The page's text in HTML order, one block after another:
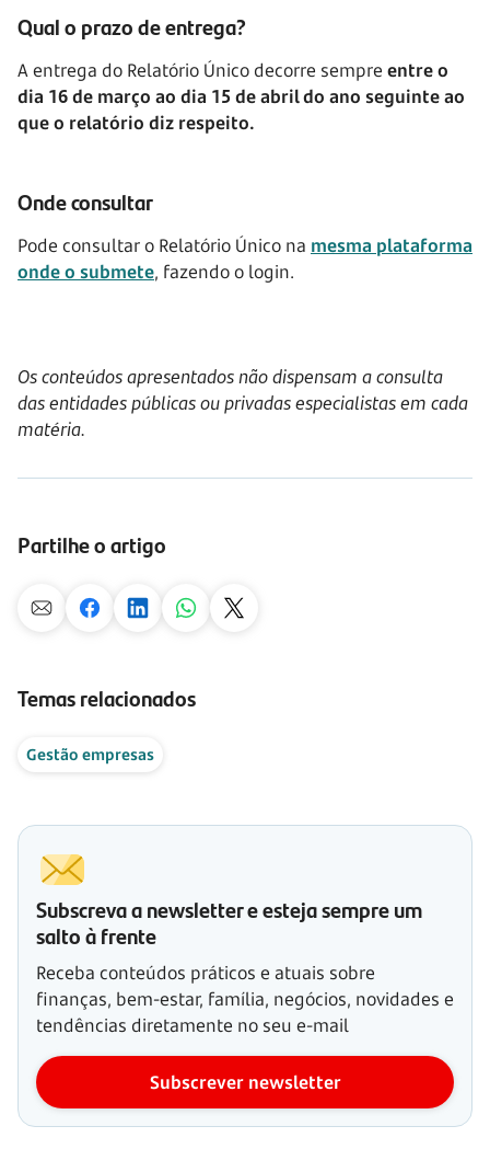
Qual o prazo de entrega?
A entrega do Relatório Único decorre sempre entre o
dia 16 de março ao dia 15 de abril do ano seguinte ao
que o relatório diz respeito.
Onde consultar
Pode consultar o Relatório Único na mesma plataforma
onde o submete, fazendo o login.
Os conteúdos apresentados não dispensam a consulta
das entidades públicas ou privadas especialistas em cada
matéria.
Partilhe o artigo
Temas relacionados
Gestão empresas
Subscreva a newsletter e esteja sempre um
salto à frente
Receba conteúdos práticos e atuais sobre
finanças, bem-estar, família, negócios, novidades e
tendências diretamente no seu e-mail
Subscrever newsletter